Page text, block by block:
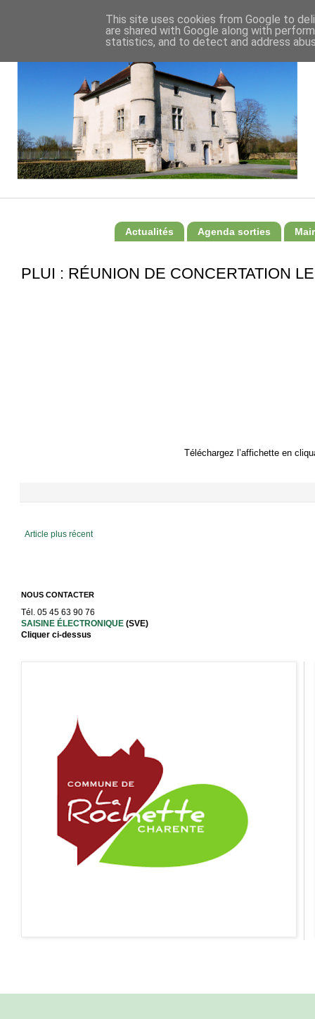
Actualités Agenda sorties
PLUI : RÉUNION DE CONCERTATION
Téléchargez l’affichette en
Article plus récent
NOUS CONTACTER
Tél. 05 45 63 90 76
SAISINE ÉLECTRONIQUE (SVE)
Cliquer ci-dessus
This site uses cookies from Google to
are shared with Google along with
statistics, and to detect and address